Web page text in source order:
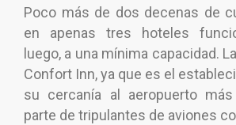
Poco más de dos decenas de
en apenas tres hoteles
luego, a una mínima capacidad.
Confort Inn, ya que es el
su cercanía al aeropuerto
parte de tripulantes de aviones